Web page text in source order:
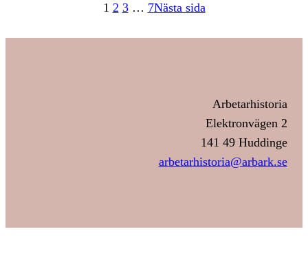
1 2 3 … 7Nästa sida
Arbetarhistoria
Elektronvägen 2
141 49 Huddinge
arbetarhistoria@arbark.se